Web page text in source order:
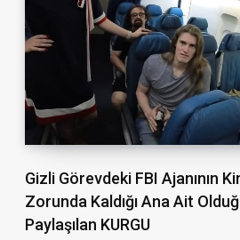
Gizli Görevdeki FBI Ajanının
Zorunda Kaldığı Ana Ait
Paylaşılan KURGU